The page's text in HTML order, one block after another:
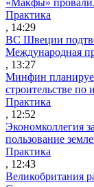
Практика
, 14:29
ВС Швеции
Международная
, 13:27
Минфин
строительстве по
Практика
, 12:52
Экономколлегия
пользование
Практика
, 12:43
Великобритания